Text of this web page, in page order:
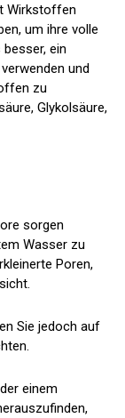
Wirkstoffen
um ihre volle
ein
und
zu
Glykolsäure,
sorgen
Wasser zu
Poren,
Sie jedoch auf
einem